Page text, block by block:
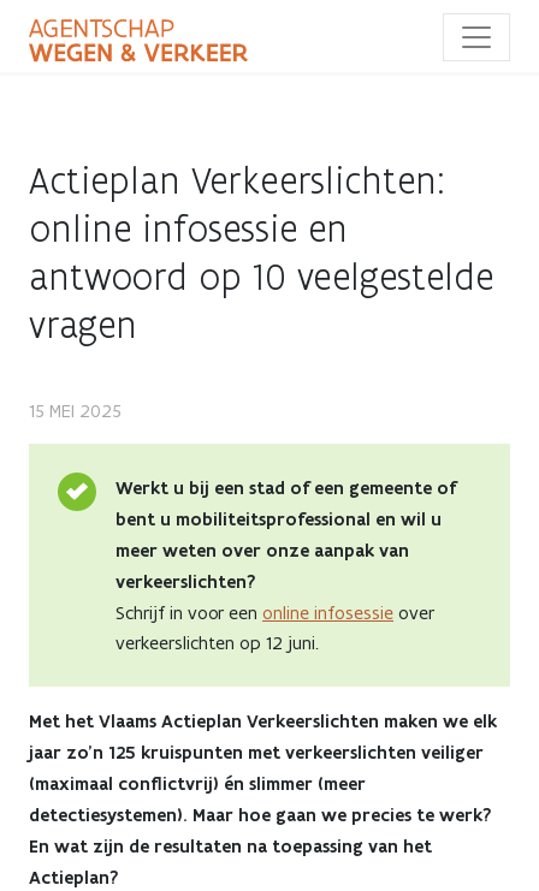
naar
Actieplan Verkeerslichten:
online infosessie en
antwoord op 10 veelgestelde
vragen
Actieplan
Verkeerslichten:
online
infosessie
antwoord
op
10
veelgestelde
vragen
15 MEI 2025
Werkt u bij een stad of een gemeente of
bent u mobiliteitsprofessional en wil u
meer weten over onze aanpak van
verkeerslichten?
Schrijf in voor een online infosessie over
verkeerslichten op 12 juni.
Met het Vlaams Actieplan Verkeerslichten maken we elk
jaar zo’n 125 kruispunten met verkeerslichten veiliger
(maximaal conflictvrij) én slimmer (meer
detectiesystemen). Maar hoe gaan we precies te werk?
En wat zijn de resultaten na toepassing van het
Actieplan?